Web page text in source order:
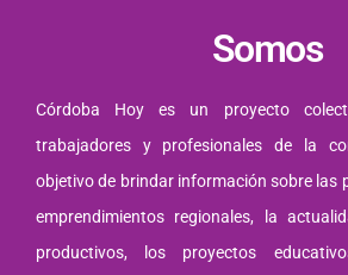
Somos
Córdoba Hoy es un proyecto
trabajadores y profesionales de la
objetivo de brindar información sobre las
emprendimientos regionales, la
productivos, los proyectos